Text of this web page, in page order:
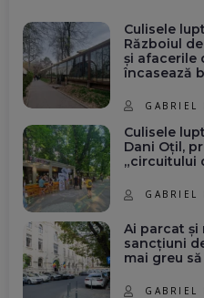
Culisele
Războiul
și afacerile
încasează
GABRIEL
Culisele
Dani Oțil,
„circuitului
GABRIEL
Ai parcat și
sancțiuni
mai greu
GABRIEL